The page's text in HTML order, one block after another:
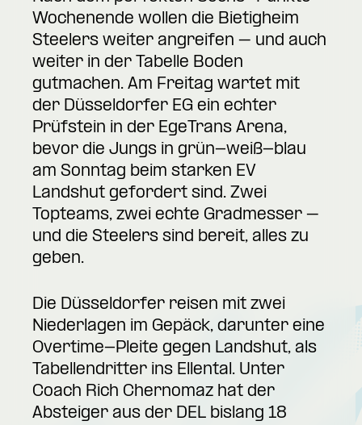
Wochenende wollen die Bietigheim
Steelers weiter angreifen – und auch
weiter in der Tabelle Boden
gutmachen. Am Freitag wartet mit
der Düsseldorfer EG ein echter
Prüfstein in der EgeTrans Arena,
bevor die Jungs in grün-weiß-blau
am Sonntag beim starken EV
Landshut gefordert sind. Zwei
Topteams, zwei echte Gradmesser –
und die Steelers sind bereit, alles zu
geben.
Die Düsseldorfer reisen mit zwei
Niederlagen im Gepäck, darunter eine
Overtime-Pleite gegen Landshut, als
Tabellendritter ins Ellental. Unter
Coach Rich Chernomaz hat der
Absteiger aus der DEL bislang 18